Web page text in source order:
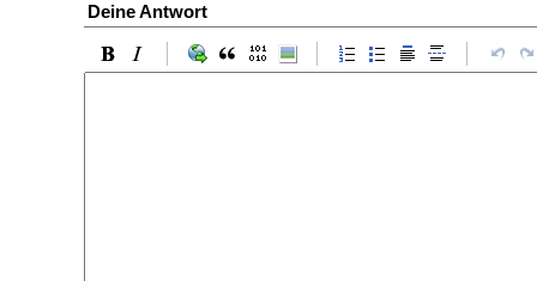
Deine Antwort